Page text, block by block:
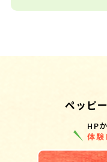
ペッピ
HP
体験